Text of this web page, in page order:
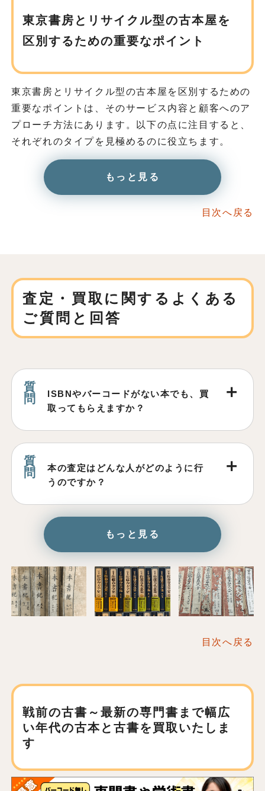
東京書房とリサイクル型の古本屋を
区別するための重要なポイント
東京書房とリサイクル型の古本屋を区別するための
重要なポイントは、そのサービス内容と顧客へのア
プローチ方法にあります。以下の点に注目すると、
それぞれのタイプを見極めるのに役立ちます。
もっと見る
目次へ戻る
査定・買取に関する よくある
ご質問と回答
ISBNやバーコードがない本でも、買
取ってもらえますか？
本の査定はどんな人がどのように行
うのですか？
もっと見る
目次へ戻る
戦前の古書～最新の専門書まで幅広
い年代の古本と古書を買取いたしま
す